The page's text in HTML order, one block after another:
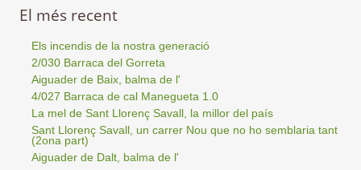
El més recent
Els incendis de la nostra generació
2/030 Barraca del Gorreta
Aiguader de Baix, balma de l'
4/027 Barraca de cal Manegueta 1.0
La mel de Sant Llorenç Savall, la millor del país
Sant Llorenç Savall, un carrer Nou que no ho semblaria tant
(2ona part)
Aiguader de Dalt, balma de l'